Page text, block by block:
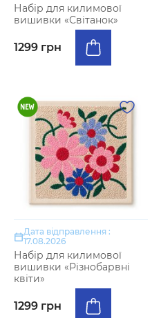
Набір для килимової
вишивки «Світанок»
1299 грн
Дата відправлення :
17.08.2026
Набір для килимової
вишивки «Різнобарвні
квіти»
1299 грн